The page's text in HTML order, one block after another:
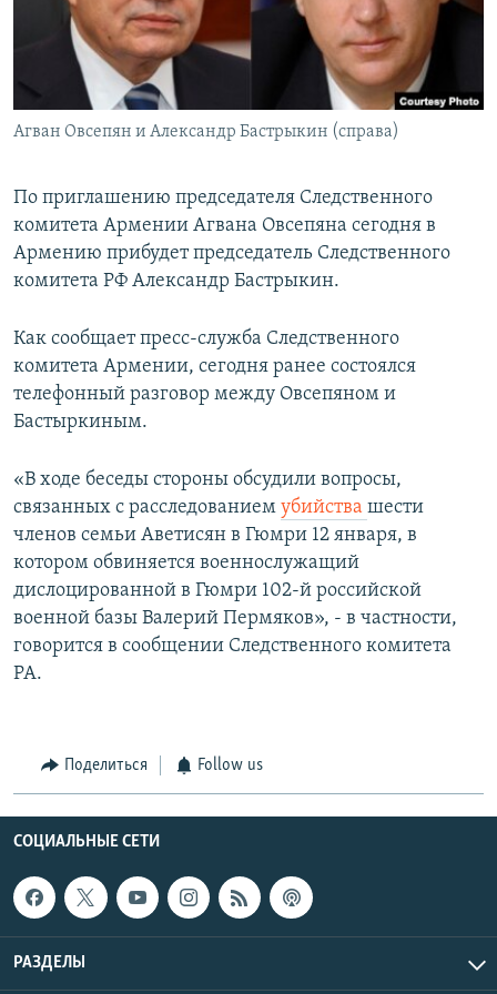
Հայերեն
English
Русский
Агван Овсепян и Александр Бастрыкин (справа)
По приглашению председателя Следственного
комитета Армении Агвана Овсепяна сегодня в
Армению прибудет председатель Следственного
комитета РФ Александр Бастрыкин.
Как сообщает пресс-служба Следственного
комитета Армении, сегодня ранее состоялся
телефонный разговор между Овсепяном и
Бастыркиным.
«В ходе беседы стороны обсудили вопросы,
связанных с расследованием убийства шести
членов семьи Аветисян в Гюмри 12 января, в
котором обвиняется военнослужащий
дислоцированной в Гюмри 102-й российской
военной базы Валерий Пермяков», - в частности,
говорится в сообщении Следственного комитета
РА.
Поделиться Follow us
СОЦИАЛЬНЫЕ СЕТИ
РАЗДЕЛЫ